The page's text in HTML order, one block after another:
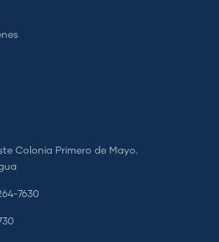
Colonia Primero de Mayo.
7630